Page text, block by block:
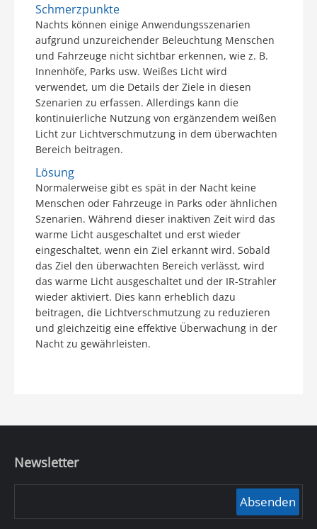
Schmerzpunkte
Nachts können einige Anwendungsszenarien
aufgrund unzureichender Beleuchtung Menschen
und Fahrzeuge nicht sichtbar erkennen, wie z. B.
Innenhöfe, Parks usw. Weißes Licht wird
verwendet, um die Details der Ziele in diesen
Szenarien zu erfassen. Allerdings kann die
kontinuierliche Nutzung von ergänzendem weißen
Licht zur Lichtverschmutzung in dem überwachten
Bereich beitragen.
Lösung
Normalerweise gibt es spät in der Nacht keine
Menschen oder Fahrzeuge in Parks oder ähnlichen
Szenarien. Während dieser inaktiven Zeit wird das
warme Licht ausgeschaltet und erst wieder
eingeschaltet, wenn ein Ziel erkannt wird. Sobald
das Ziel den überwachten Bereich verlässt, wird
das warme Licht ausgeschaltet und der IR-Strahler
wieder aktiviert. Dies kann erheblich dazu
beitragen, die Lichtverschmutzung zu reduzieren
und gleichzeitig eine effektive Überwachung in der
Nacht zu gewährleisten.
Newsletter
Absenden